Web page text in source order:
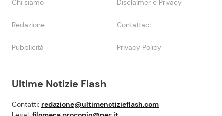
Ultime Notizie Flash
Contatti: redazione@ultimenotizieflash.com
Chi siamo Disclaimer e Privacy
Redazione Contattaci
Pubblicità Privacy Policy